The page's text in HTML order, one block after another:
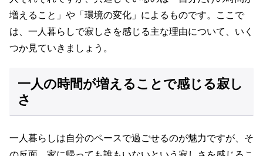
増えること」や「環境の変化」によるものです。ここで
は、一人暮らしで寂しさを感じる主な理由について、いく
つか見ていきましょう。
一人の時間が増えることで感じる寂し
さ
一人暮らしは自分のペースで過ごせるのが魅力ですが、そ